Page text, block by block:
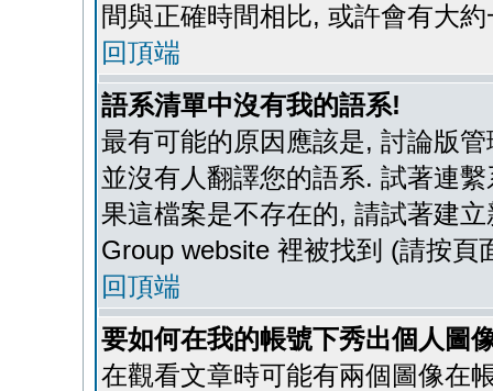
間與正確時間相比, 或許會有大
回頂端
語系清單中沒有我的語系!
最有可能的原因應該是, 討論版
並沒有人翻譯您的語系. 試著連
果這檔案是不存在的, 請試著建
Group website 裡被找到 (請按頁
回頂端
要如何在我的帳號下秀出個人圖
在觀看文章時可能有兩個圖像在